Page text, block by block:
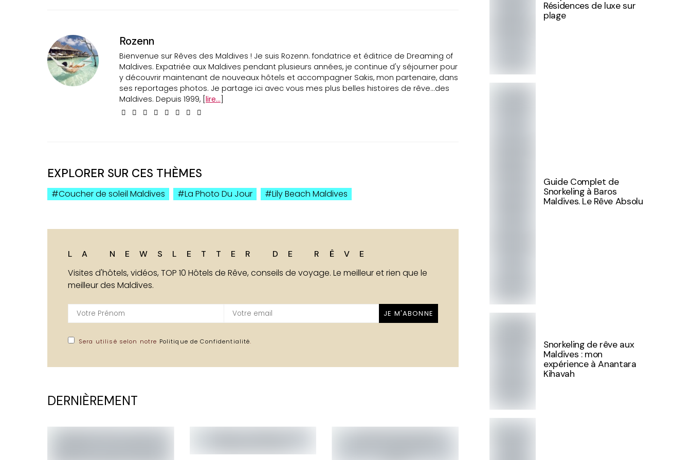
Rozenn
Bienvenue sur Rêves des Maldives ! Je suis Rozenn. fondatrice et éditrice de Dreaming of
Maldives. Expatriée aux Maldives pendant plusieurs années, je continue d'y séjourner pour
y découvrir maintenant de nouveaux hôtels et accompagner Sakis, mon partenaire, dans
ses reportages photos. Je partage ici avec vous mes plus belles histoires de rêve...des
Maldives. Depuis 1999, [ lire...
EXPLORER SUR CES THÈMES
Coucher de soleil Maldives La Photo Du Jour Lily Beach Maldives
LA NEWSLETTER DE RÊVE
Visites d'hôtels, vidéos, TOP 10 Hôtels de Rêve, conseils de voyage. Le meilleur et rien que le
meilleur des Maldives.
JE M'ABONNE
Sera utilisé selon notre Politique de Confidentialité.
DERNIÈREMENT
Résidences de luxe sur
plage
Guide Complet de
Snorkeling à Baros
Maldives. Le Rêve Absolu
Snorkeling de rêve aux
Maldives : mon
expérience à Anantara
Kihavah